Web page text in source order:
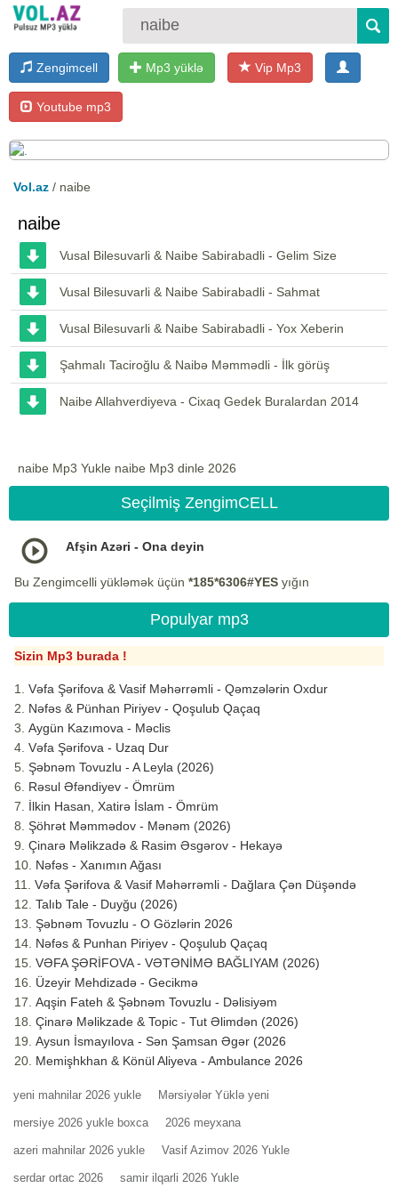
Zengimcell Mp3 yüklə Vip Mp3
Youtube mp3
Vol.az / naibe
naibe
Vusal Bilesuvarli & Naibe Sabirabadli - Gelim Size
Vusal Bilesuvarli & Naibe Sabirabadli - Sahmat
Vusal Bilesuvarli & Naibe Sabirabadli - Yox Xeberin
Şahmalı Taciroğlu & Naibə Məmmədli - İlk görüş
Naibe Allahverdiyeva - Cixaq Gedek Buralardan 2014
naibe Mp3 Yukle naibe Mp3 dinle 2026
Seçilmiş ZengimCELL
Afşin Azəri - Ona deyin
Bu Zengimcelli yükləmək üçün *185*6306#YES yığın
Populyar mp3
Sizin Mp3 burada !
Vəfa Şərifova & Vasif Məhərrəmli - Qəmzələrin Oxdur
Nəfəs & Pünhan Piriyev - Qoşulub Qaçaq
Aygün Kazımova - Məclis
Vəfa Şərifova - Uzaq Dur
Şəbnəm Tovuzlu - A Leyla (2026)
Rəsul Əfəndiyev - Ömrüm
İlkin Hasan, Xatirə İslam - Ömrüm
Şöhrət Məmmədov - Mənəm (2026)
Çinarə Məlikzadə & Rasim Əsgərov - Hekayə
Nəfəs - Xanımın Ağası
Vəfa Şərifova & Vasif Məhərrəmli - Dağlara Çən Düşəndə
Talıb Tale - Duyğu (2026)
Şəbnəm Tovuzlu - O Gözlərin 2026
Nəfəs & Punhan Piriyev - Qoşulub Qaçaq
VƏFA ŞƏRİFOVA - VƏTƏNİMƏ BAĞLIYAM (2026)
Üzeyir Mehdizadə - Gecikmə
Aqşin Fateh & Şəbnəm Tovuzlu - Dəlisiyəm
Çinarə Məlikzade & Topic - Tut Əlimdən (2026)
Aysun İsmayılova - Sən Şamsan Əgər (2026
Memişhkhan & Könül Aliyeva - Ambulance 2026
yeni mahnilar 2026 yukle Mərsiyələr Yüklə yeni
mersiye 2026 yukle boxca 2026 meyxana
azeri mahnilar 2026 yukle Vasif Azimov 2026 Yukle
serdar ortac 2026 samir ilqarli 2026 Yukle